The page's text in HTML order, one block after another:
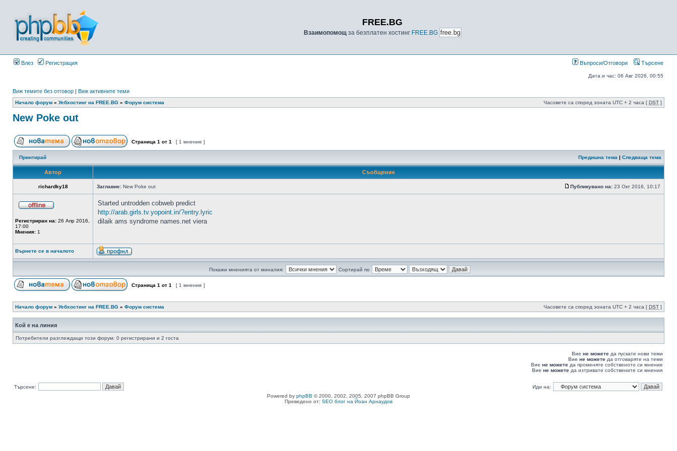
FREE.BG
Взаимопомощза безплатен хостинг FREE.BG
Влез Регистрация Въпроси/Отговори Търсене
Дата и час: 06 Авг 2026, 00:55
Виж темите без отговор | Виж активните теми
Начало форум » Уебхостинг на FREE.BG » Форум система Часовете са според зоната UTC + 2 часа [ DST ]
New Poke out
Страница 1 от 1 [ 1 мнение ]
Принтирай Предишна тема | Следваща тема
Автор Съобщение
richardky18 Заглавие: New Poke out Публикувано на: 23 Окт 2016, 10:17
Регистриран на: 26 Апр 2016,
17:00
Мнения: 1
Started untrodden cobweb predict
http://arab.girls.tv.yopoint.in/?entry.lyric
dilaik ams syndrome names.net viera
Върнете се в началото
Покажи мненията от миналия: Сортирай по
Страница 1 от 1 [ 1 мнение ]
Начало форум » Уебхостинг на FREE.BG » Форум система Часовете са според зоната UTC + 2 часа [ DST ]
Кой е на линия
Потребители разглеждащи този форум: 0 регистрирани и 2 госта
Вие не можете да пускате нови теми
Вие не можете да отговаряте на теми
Вие не можете да променяте собственото си мнение
Вие не можете да изтривате собствените си мнения
Търсене:
Иди на:
Powered by phpBB © 2000, 2002, 2005, 2007 phpBB Group
Преведено от: SEO блог на Йоан Арнаудов